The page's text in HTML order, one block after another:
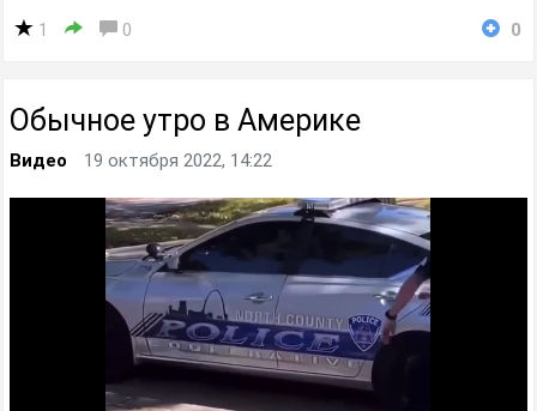
1 0 0
Обычное утро в Америке
Видео 19 октября 2022, 14:22